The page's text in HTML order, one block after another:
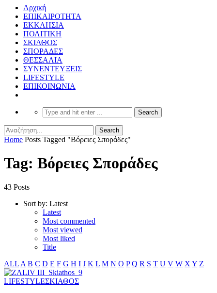
Αρχική
ΕΠΙΚΑΙΡΟΤΗΤΑ
ΕΚΚΛΗΣΙΑ
ΠΟΛΙΤΙΚΗ
ΣΚΙΑΘΟΣ
ΣΠΟΡΑΔΕΣ
ΘΕΣΣΑΛΙΑ
ΣΥΝΕΝΤΕΥΞΕΙΣ
LIFESTYLE
ΕΠΙΚΟΙΝΩΝΙΑ
Home Posts Tagged "Βόρειες Σποράδες"
Tag: Βόρειες Σποράδες
43 Posts
Sort by: Latest
Latest
Most commented
Most viewed
Most liked
Title
ALL A B C D E F G H I J K L M N O P Q R S T U V W X Y Z
LIFESTYLEΣΚΙΑΘΟΣ